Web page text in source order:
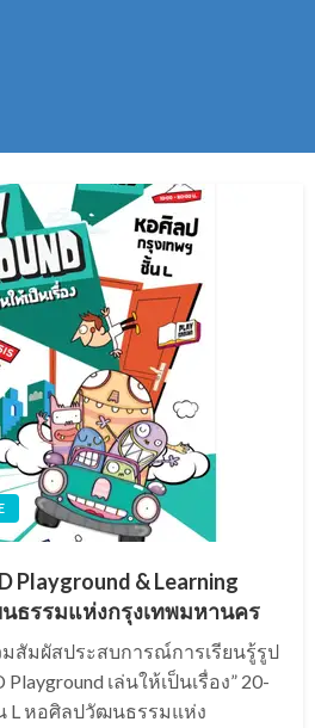
Playground & Learning
ธรรมแห่งกรุงเทพมหานคร
สัมผัสประสบการณ์การเรียนรู้รูป
เล่นให้เป็นเรื่อง” 20-
L หอศิลปวัฒนธรรมแห่ง